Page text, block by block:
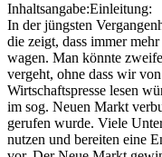
Inhaltsangabe:Einleitung:
In der jüngsten
die zeigt, dass immer
wagen. Man könnte
vergeht, ohne dass wir
Wirtschaftspresse lesen
im sog. Neuen Markt
gerufen wurde. Viele
nutzen und bereiten eine